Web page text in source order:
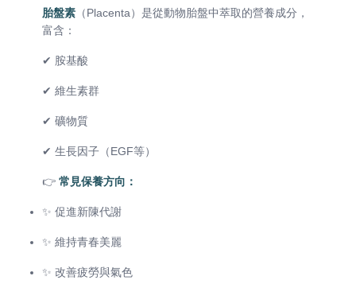
胎盤素（Placenta）是從動物胎盤中萃取的營養成分，
富含：
✔ 胺基酸
✔ 維生素群
✔ 礦物質
✔ 生長因子（EGF等）
👉 常見保養方向：
✨ 促進新陳代謝
✨ 維持青春美麗
✨ 改善疲勞與氣色